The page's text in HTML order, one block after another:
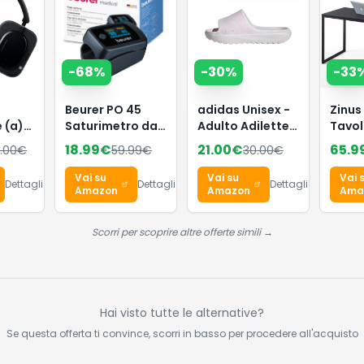
(a)
a
€
Dettagli
-68%
Beurer PO 45
Saturimetro da
dito
Professionale
Certificato,
Monitoraggio
della
Ossigeno,
Pulsossimetro
Spegnimento
18.99€59.99€
Vai su
Amazon
Dettagli
-30%
adidas Unisex -
Adulto Adilette
Lumia Slides
Sandal, Distilled
Pink/crystal
white/dash grey,
40.5 EU
21.00€30.00€
Vai su
Amazon
Dettagli
-33
160 x
-
Vai
Scorri per scoprire altre offerte simili →
Hai visto tutte le alternative?
Se questa offerta ti convince, scorri in basso per procedere all'acquisto